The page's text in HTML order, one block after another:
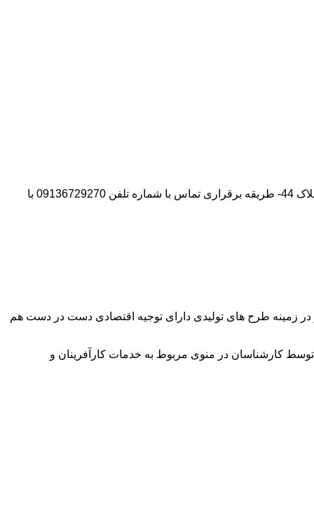
آدرس شرکت:استان تهران- شهر پیشوا- روبروی درب دانشگاه آزاد واحد ورامین – پیشوا – خیابان سروستان- انتهای کوچه سروستان نهم – پلاک 44- طریقه برقراری تماس با شماره تلفن 09136729270 با
در زمینه طرح های تولیدی دارای توجیه اقتصادی دست در دست هم
کارشناسان در منوی مربوط به خدمات کارآفرینان و